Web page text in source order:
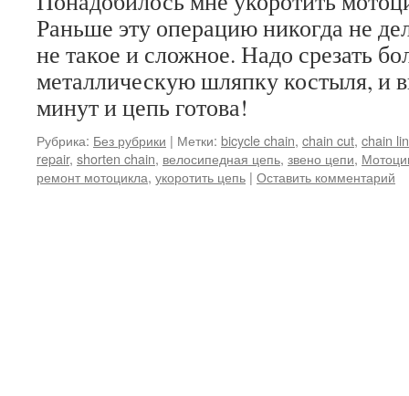
Раньше эту операцию никогда не
не такое и сложное. Надо срезать
металлическую шляпку костыля, и
минут и цепь готова!
Рубрика: Без рубрики | Метки: bicycle chain, chain cut, chain
repair, shorten chain, велосипедная цепь, звено цепи,
ремонт мотоцикла, укоротить цепь | Оставить комментарий